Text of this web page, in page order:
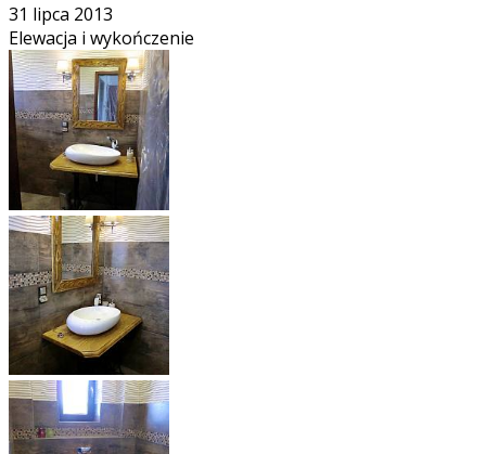
31 lipca 2013
Elewacja i wykończenie